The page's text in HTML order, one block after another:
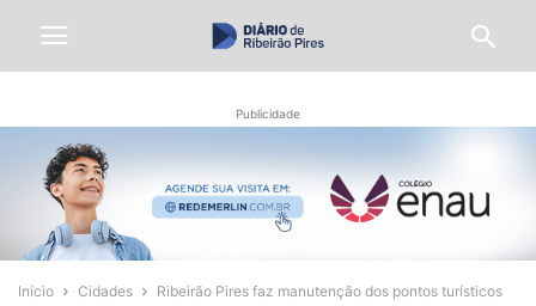
Publicidade
Início Cidades Ribeirão Pires faz manutenção dos pontos turísticos